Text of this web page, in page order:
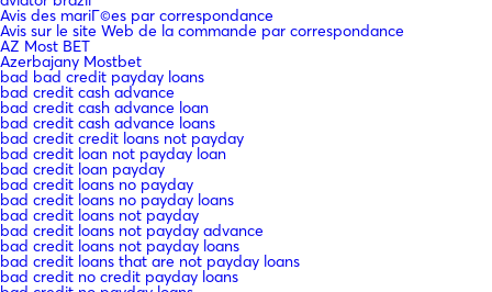
Avis des mariГ©es par correspondance
Avis sur le site Web de la commande par correspondance
AZ Most BET
Azerbajany Mostbet
bad bad credit payday loans
bad credit cash advance
bad credit cash advance loan
bad credit cash advance loans
bad credit credit loans not payday
bad credit loan not payday loan
bad credit loan payday
bad credit loans no payday
bad credit loans no payday loans
bad credit loans not payday
bad credit loans not payday advance
bad credit loans not payday loans
bad credit loans that are not payday loans
bad credit no credit payday loans